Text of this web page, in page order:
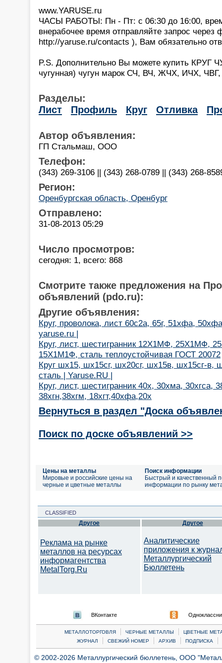
www.YARUSE.ru
ЧАСЫ РАБОТЫ: Пн - Пт: с 06:30 до 16:00,
внерабочее время отправляйте запрос через
http://yaruse.ru/contacts ), Вам обязательно
P.S. Дополнительно Вы можете купить КРУГ
чугунная) чугун марок СЧ, ВЧ, ЖЧХ, ИЧХ,
Разделы:
Лист
Профиль Круг Отливка
Автор объявления:
ГП Стальмаш, ООО
Телефон:
(343) 269-3106 || (343) 268-0789 || (343) 268-
Регион:
Оренбургская область, Оренбург
Отправлено:
31-08-2013 05:29
Число просмотров:
сегодня: 1, всего: 868
Смотрите также предложения на
объявлений (pdo.ru):
Другие объявления:
Круг, проволока, лист 60с2а, 65г, 51хфа,
yaruse.ru |
Круг, лист, шестигранник 12Х1МФ, 25Х1МФ,
15Х1М1Ф, сталь теплоустойчивая ГОСТ 20072
Круг шх15, шх15сг, шх20сг, шх15в, шх15сг-в,
сталь | Yaruse.RU |
Круг, лист, шестигранник 40х, 30хма, 30хгса,
38хгн,38хгм, 18хгт,40хфа,20х
Вернуться в раздел "Доска
Поиск по доске объявлений >>
Цены на металлы
Мировые и российские цены на
черные и цветные металлы
Поиск информации
Быстрый и качественный
информации по рынку
CLASSIFIED
Другое
Реклама на рынке
металлов на ресурсах
информагентства
MetalTorg.Ru
Другое
Аналитические
приложения к
Металлургический
Бюллетень
ВКонтакте
МЕТАЛЛОТОРГОВЛЯ | ЧЕРНЫЕ МЕТАЛЛЫ |
ЦВЕТНЫЕ
ЖУРНАЛ
| СВЕЖИЙ НОМЕР | АРХИВ | ПОДПИСКА |
© 2002-2026 Металлургический бюллетень, ООО